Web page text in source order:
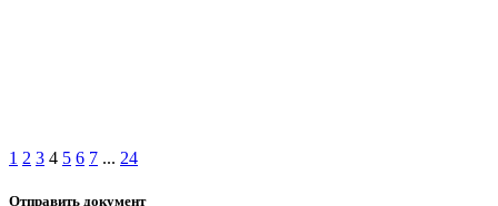
1 2 3 4 5 6 7 ... 24
Отправить документ